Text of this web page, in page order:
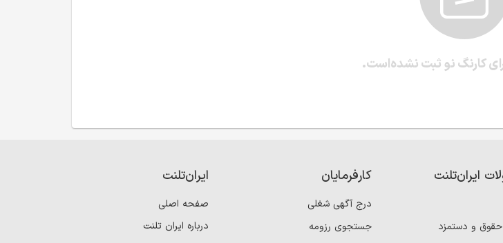
کارنگ نو ثبت نشده‌است.
ایران‌تلنت
حقوق و دستمزد
کارفرمایان
درج آگهی شغلی
جستجوی رزومه
ایران‌تلنت
صفحه اصلی
درباره ایران تلنت